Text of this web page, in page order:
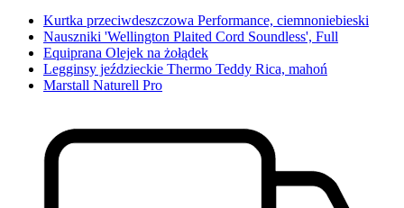
Kurtka przeciwdeszczowa Performance, ciemnoniebieski
Nauszniki 'Wellington Plaited Cord Soundless', Full
Equiprana Olejek na żołądek
Legginsy jeździeckie Thermo Teddy Rica, mahoń
Marstall Naturell Pro